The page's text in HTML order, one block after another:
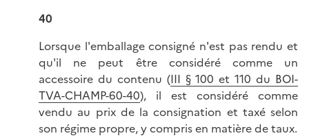
40
Lorsque l'emballage consigné n'est pas rendu et
qu'il ne peut être considéré comme un
accessoire du contenu (III § 100 et 110 du BOI-
TVA-CHAMP-60-40), il est considéré comme
vendu au prix de la consignation et taxé selon
son régime propre, y compris en matière de taux.